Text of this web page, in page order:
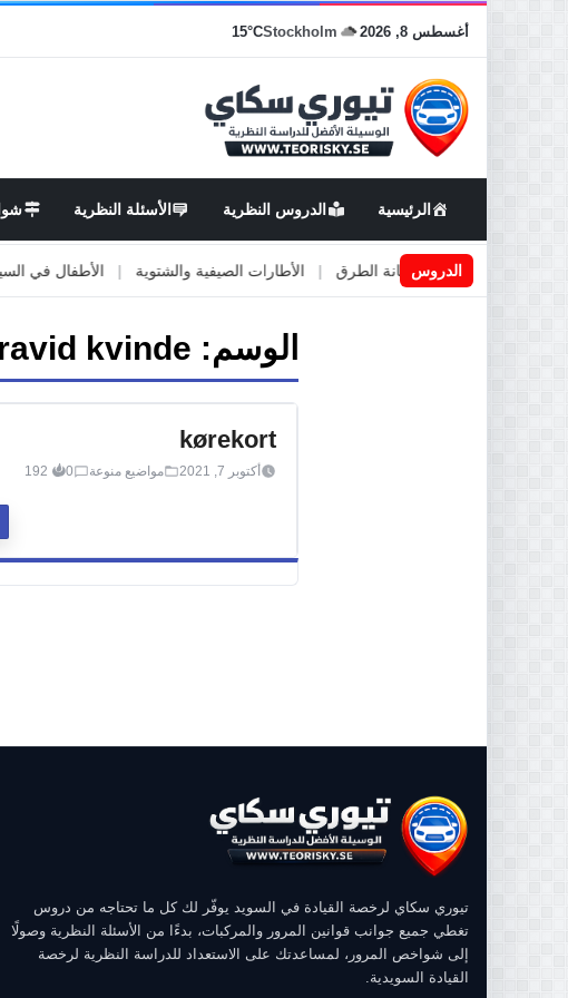
أغسطس 8, 2026 Stockholm
15°C
الرئيسية الدروس النظرية الأسئلة النظرية
الدروس
اعمال او صيانة الطرق | الأطارات الصيفية والشتوية | الأطفال في السيارة
الوسم: kvinde
kørekort
أكتوبر 7, 2021 مواضيع منوعة 0
192
تيوري سكاي لرخصة القيادة في السويد يوفّر لك كل ما تحتاجه من دروس
تغطي جميع جوانب قوانين المرور والمركبات، بدءًا من الأسئلة النظرية وصولًا
إلى شواخص المرور، لمساعدتك على الاستعداد للدراسة النظرية لرخصة
القيادة السويدية.